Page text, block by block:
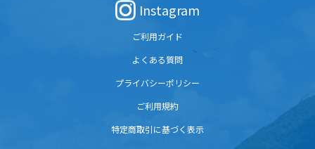
Instagram
ご利用ガイド
よくある質問
プライバシーポリシー
ご利用規約
特定商取引に基づく表示